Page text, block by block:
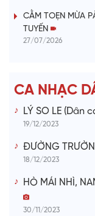
CẰM TOẸN MỪA
TUYẾN
27/07/2026
CA NHẠC
LÝ SO LE (Dân
19/12/2023
ĐƯỜNG
18/12/2023
HÒ MÁI NHÌ,
30/11/2023